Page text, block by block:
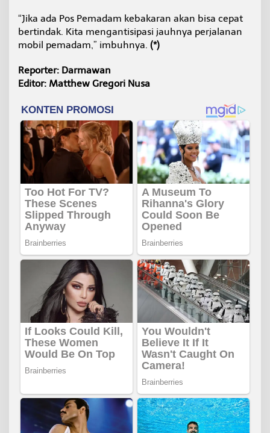
“Jika ada Pos Pemadam kebakaran akan bisa cepat
bertindak. Kita mengantisipasi jauhnya perjalanan
mobil pemadam,” imbuhnya. (*)
Reporter: Darmawan
Editor: Matthew Gregori Nusa